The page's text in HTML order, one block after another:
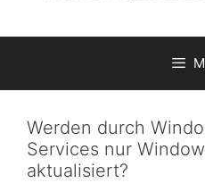
Werden durch
Services nur
aktualisiert?